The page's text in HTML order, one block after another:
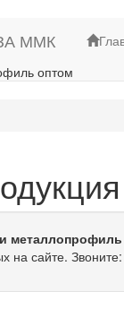
ММК
оптом
на сайте. Звоните: